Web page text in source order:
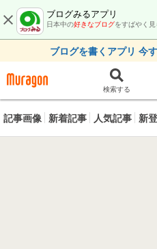
ブログみるアプリ
日本中の好きなブログをすばやく
ブログを書くアプリ 今
検索する
記事画像 新着記事 人気記事 新